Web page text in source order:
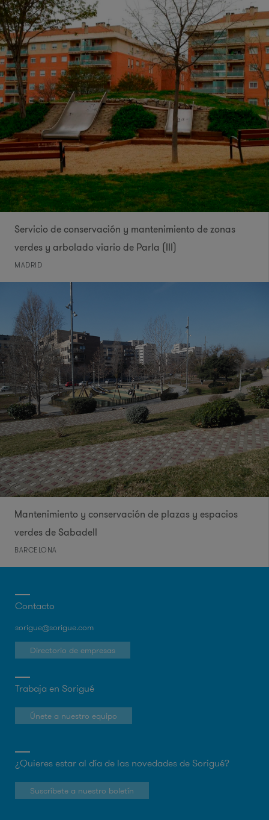
Servicio de conservación y mantenimiento de zonas
verdes y arbolado viario de Parla (III)
MADRID
Mantenimiento y conservación de plazas y espacios
verdes de Sabadell
BARCELONA
Contacto
sorigue@sorigue.com
Directorio de empresas
Trabaja en Sorigué
Únete a nuestro equipo
¿Quieres estar al día de las novedades de Sorigué?
Suscríbete a nuestro boletín